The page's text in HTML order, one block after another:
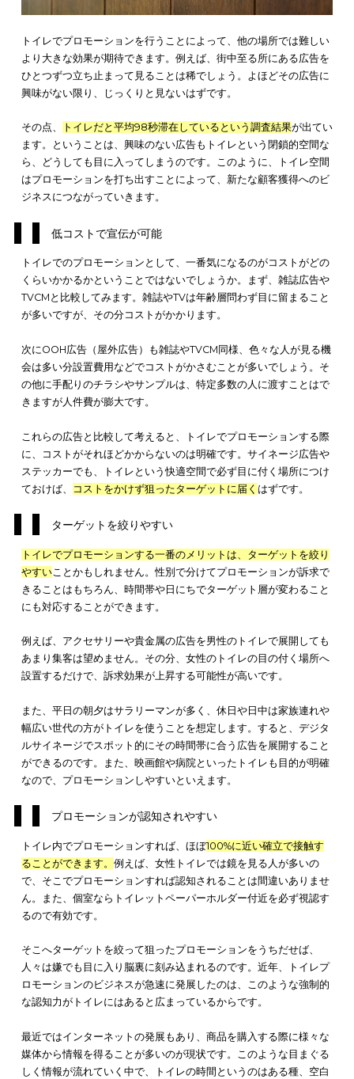
トイレでプロモーションを行うことによって、他の場所では難
ひとつずつ立ち止まって見ることは稀でしょう。よほどその広
興味がない限り、じっくりと見ないはずです。
ます。ということは、興味のない広告もトイレという閉鎖的空
ら、どうしても目に入ってしまうのです。このように、トイレ
はプロモーションを打ち出すことによって、新たな顧客獲得へ
ジネスにつながっていきます。
低コストで宣伝が可能
トイレでのプロモーションとして、一番気になるのがコストが
くらいかかるかということではないでしょうか。まず、雑誌広
TVCMと比較してみます。雑誌やTVは年齢層問わず目に留まる
次にOOH広告（屋外広告）も雑誌やTVCM同様、色々な人が見
会は多い分設置費用などでコストがかさむことが多いでしょう
の他に手配りのチラシやサンプルは、特定多数の人に渡すこと
きますが人件費が膨大です。
これらの広告と比較して考えると、トイレでプロモーションす
に、コストがそれほどかからないのは明確です。サイネージ広
ておけば、コストをかけず狙ったターゲットに届く
ターゲットを絞りやすい
トイレでプロモーションする一番のメリットは、ターゲットを
やすいことかもしれません。性別で分けてプロモーションが訴
にも対応することができます。
例えば、アクセサリーや貴金属の広告を男性のトイレで展開し
あまり集客は望めません。その分、女性のトイレの目の付く場
また、平日の朝夕はサラリーマンが多く、休日や日中は家族連